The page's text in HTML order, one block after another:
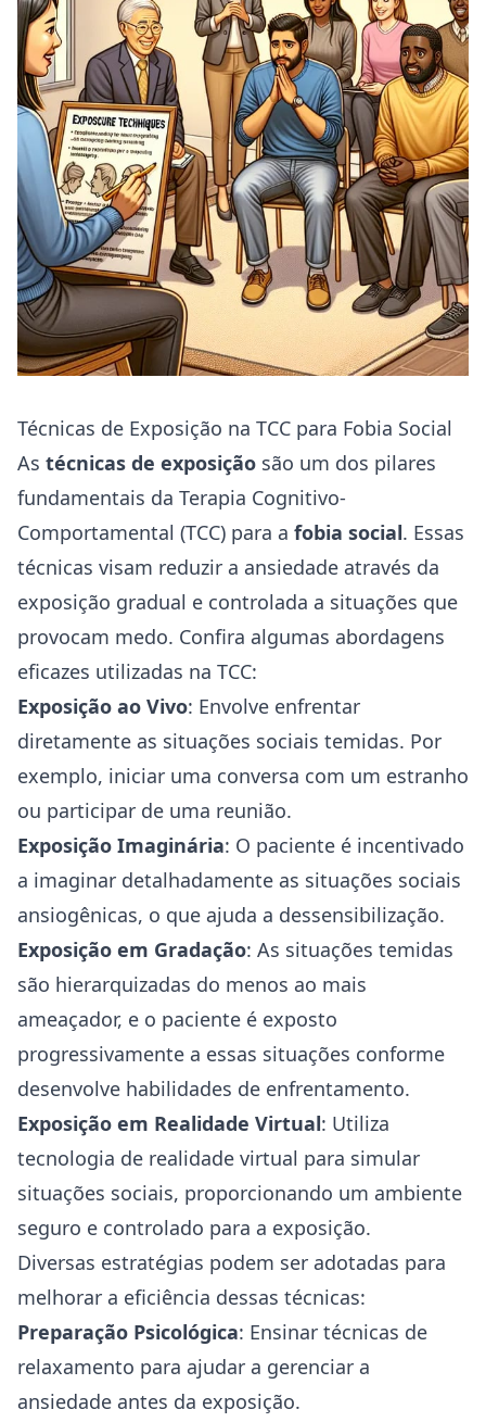
Técnicas de Exposição na TCC para Fobia Social
As técnicas de exposição são um dos pilares
fundamentais da Terapia Cognitivo-
Comportamental (TCC) para a fobia social. Essas
técnicas visam reduzir a ansiedade através da
exposição gradual e controlada a situações que
provocam medo. Confira algumas abordagens
eficazes utilizadas na TCC:
Exposição ao Vivo: Envolve enfrentar
diretamente as situações sociais temidas. Por
exemplo, iniciar uma conversa com um estranho
ou participar de uma reunião.
Exposição Imaginária: O paciente é incentivado
a imaginar detalhadamente as situações sociais
ansiogênicas, o que ajuda a dessensibilização.
Exposição em Gradação: As situações temidas
são hierarquizadas do menos ao mais
ameaçador, e o paciente é exposto
progressivamente a essas situações conforme
desenvolve habilidades de enfrentamento.
Exposição em Realidade Virtual: Utiliza
tecnologia de realidade virtual para simular
situações sociais, proporcionando um ambiente
seguro e controlado para a exposição.
Diversas estratégias podem ser adotadas para
melhorar a eficiência dessas técnicas:
Preparação Psicológica: Ensinar técnicas de
relaxamento para ajudar a gerenciar a
ansiedade antes da exposição.